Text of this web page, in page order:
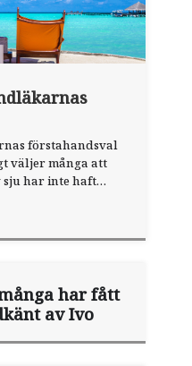
förstahandsval
väljer många att
sju har inte haft
har fått
av Ivo